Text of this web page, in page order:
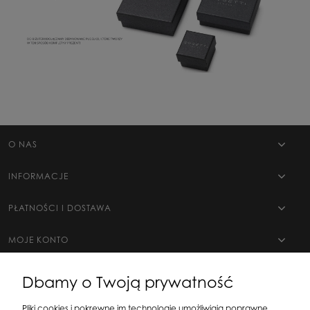
O NAS
INFORMACJE
PŁATNOŚCI I DOSTAWA
MOJE KONTO
Dbamy o Twoją prywatność